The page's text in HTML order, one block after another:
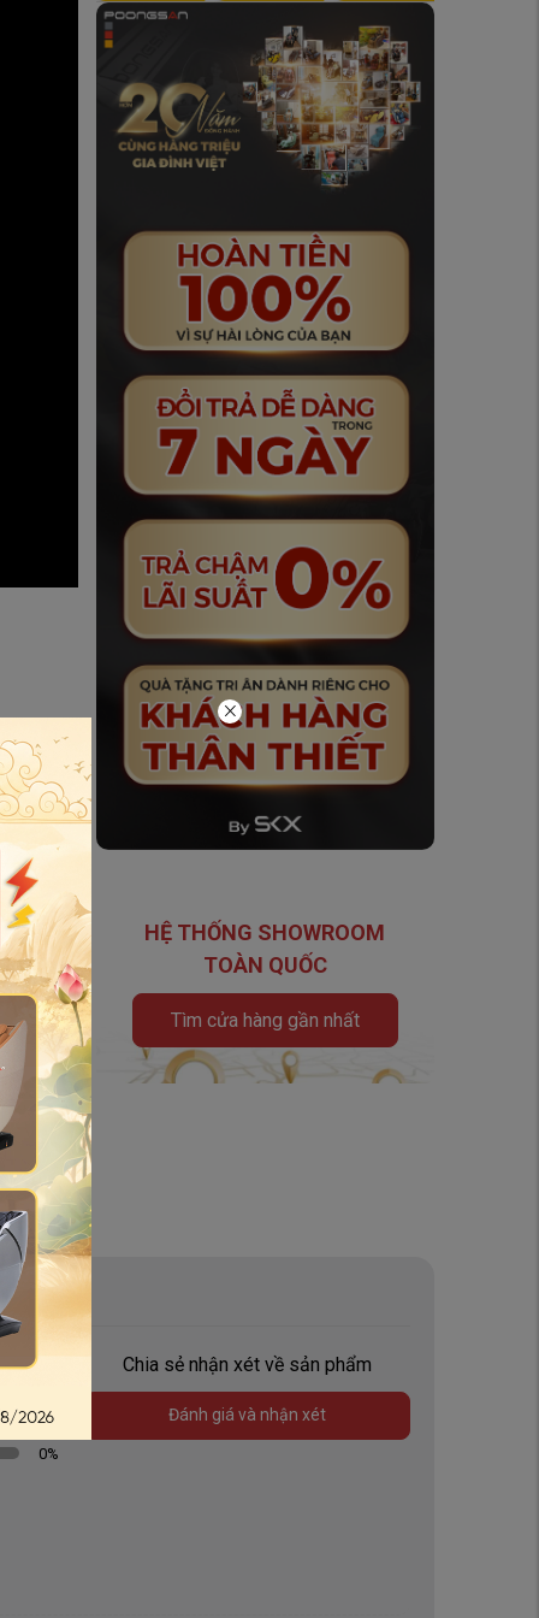
có 18
và tối đa
nâng
HỆ THỐNG SHOWROOM
TOÀN QUỐC
Tìm cửa hàng gần nhất
89
0 %
0%
Chia sẻ nhận xét về sản phẩm
Đánh giá và nhận xét